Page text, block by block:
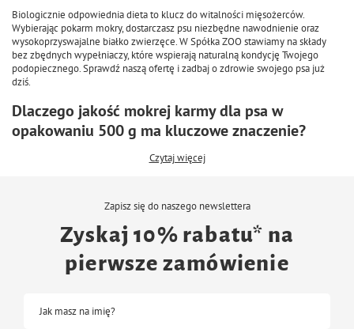
Biologicznie odpowiednia dieta to klucz do witalności mięsożerców.
Wybierając pokarm mokry, dostarczasz psu niezbędne nawodnienie oraz
wysokoprzyswajalne białko zwierzęce. W Spółka ZOO stawiamy na składy
bez zbędnych wypełniaczy, które wspierają naturalną kondycję Twojego
podopiecznego. Sprawdź naszą ofertę i zadbaj o zdrowie swojego psa już
dziś.
Dlaczego jakość mokrej karmy dla psa w
opakowaniu 500 g ma kluczowe znaczenie?
Czytaj więcej
Zapisz się do naszego newslettera
Zyskaj 10% rabatu* na
pierwsze zamówienie
Jak masz na imię?